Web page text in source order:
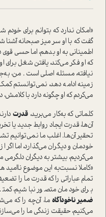
«امکان ندارد که بتوانم برای
گفت که با او سر میز صبحانه آشنا
اطمینانی به او بدهم، اما حسی
که او فکر می‌کند، یافتن شغل برای
نیافته، مسئله اصلی ا‌ست . من‌،
زمینه ادامه دهد، نمی‌توانستم
می‌کردم که او چگونه دارد با
کلماتی که به‌کار می‌برید، قدرت
آن‌ها، قدرت ایجاد روابط جدید یا
تحقیر آن‌ها. اغلب ما نمی‌توانیم
خودمان و دیگران می‌گذارد، اما اگر
می‌کردیم، بیشتر به دیگران
«کاملا نسبت‌به این موضوع نا‌امید
تمام عباراتی را که قدرت ما را
برای خودمان متصور نباشیم،
ضمیر ناخودآگاه ما، آن‌چه را که
می‌کنیم، حقیقت زندگی ما را